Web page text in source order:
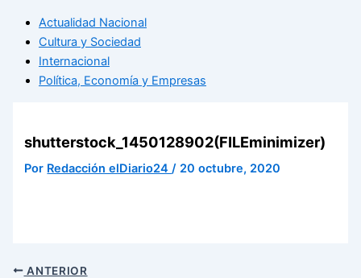
Actualidad Nacional
Cultura y Sociedad
Internacional
Política, Economía y Empresas
shutterstock_1450128902(FILEminimizer)
Por Redacción elDiario24 / 20 octubre, 2020
ANTERIOR